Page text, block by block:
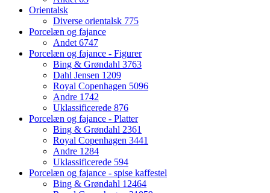
Orientalsk
Diverse orientalsk 775
Porcelæn og fajance
Andet6747
Porcelæn og fajance - Figurer
Bing & Grøndahl 3763
Dahl Jensen 1209
Royal Copenhagen 5096
Andre 1742
Uklassificerede 876
Porcelæn og fajance - Platter
Bing & Grøndahl 2361
Royal Copenhagen 3441
Andre 1284
Uklassificerede 594
Porcelæn og fajance - spise kaffestel
Bing & Grøndahl 12464